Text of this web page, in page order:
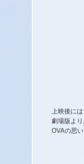
上映後に
劇場版よ
OVAの思